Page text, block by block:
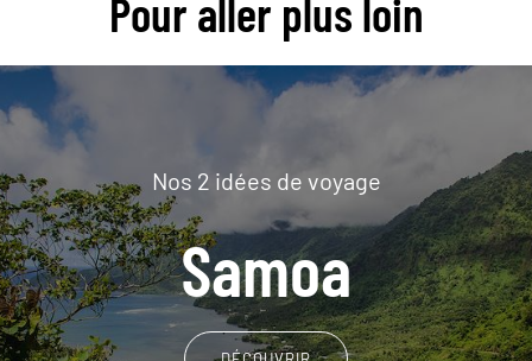
Pour aller plus loin
Nos 2 idées de voyage
Samoa